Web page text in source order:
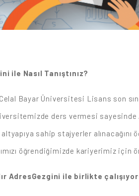
ile Nasıl Tanıştınız?
Bayar Üniversitesi Lisans son
ders vermesi
sahip stajyerler
öğrendiğimizde kariyerimiz için
AdresGezgini ile birlikte